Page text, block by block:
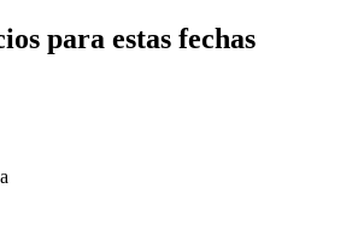
para estas fechas